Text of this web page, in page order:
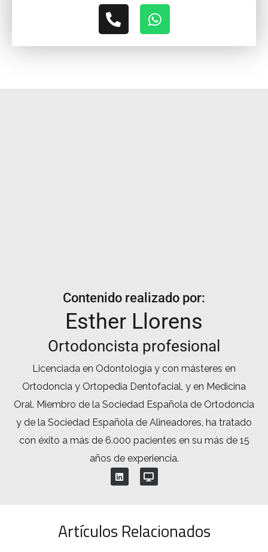
Contenido realizado por:
Esther Llorens
Ortodoncista profesional
Licenciada en Odontología y con másteres en
Ortodoncia y Ortopedia Dentofacial, y en Medicina
Oral. Miembro de la Sociedad Española de Ortodoncia
y de la Sociedad Española de Alineadores, ha tratado
con éxito a más de 6.000 pacientes en su más de 15
años de experiencia.
Artículos Relacionados